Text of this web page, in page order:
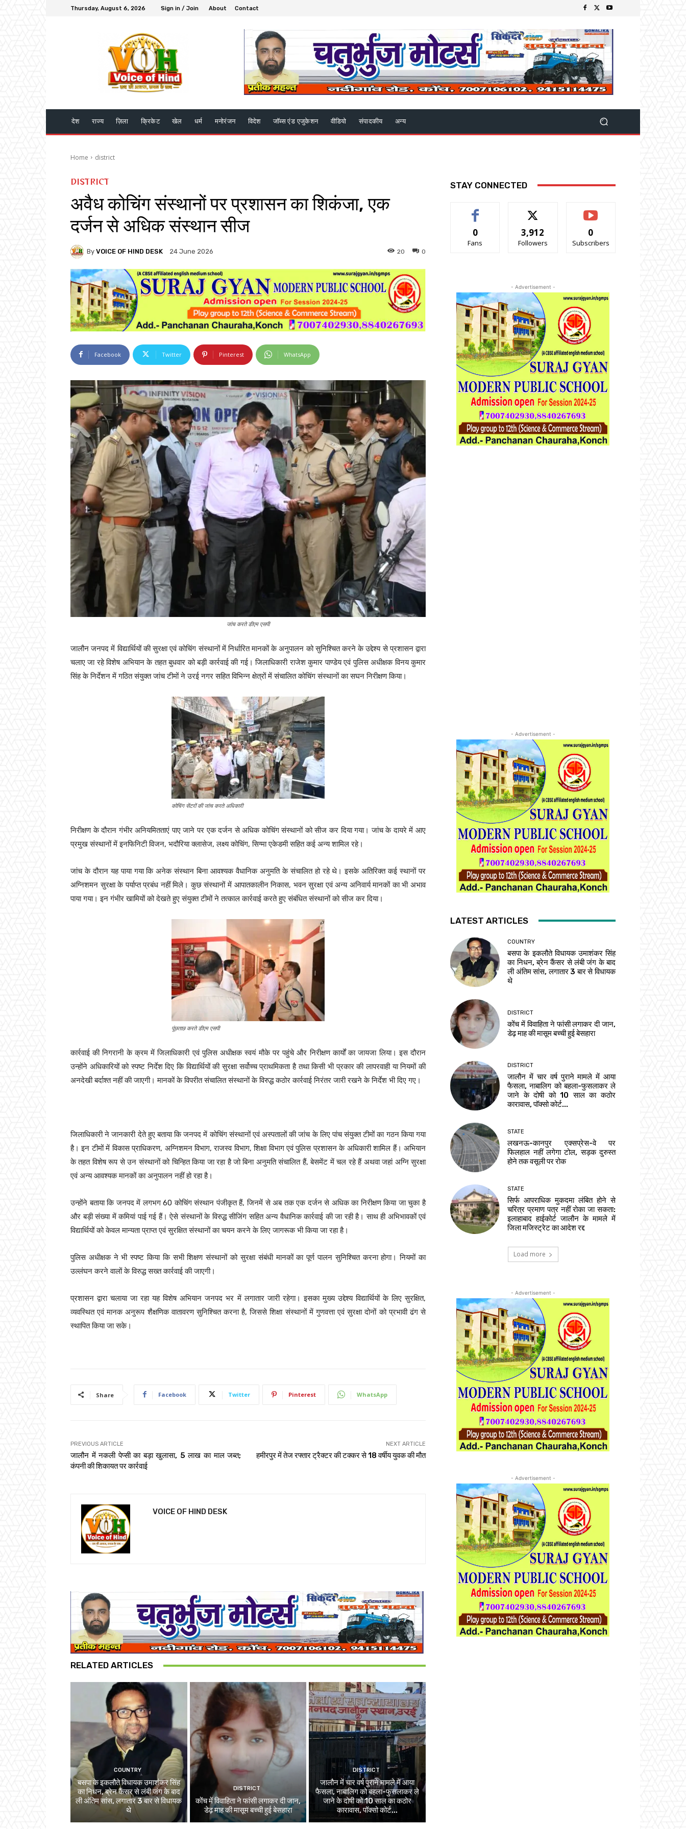
Thursday, August 6, 2026 Sign in / Join About Contact
देश राज्य ज़िला क्रिकेट खेल धर्म मनोरंजन विदेश जॉब्स एंड एजुकेशन वीडियो संपादकीय अन्य
Home district
DISTRICT
अवैध कोचिंग संस्थानों पर प्रशासन का शिकंजा, एक
दर्जन से अधिक संस्थान सीज
By VOICE OF HIND DESK 24 June 2026 0
20
Facebook Twitter Pinterest WhatsApp
जांच करते डीएम एसपी
जालौन जनपद में विद्यार्थियों की सुरक्षा एवं कोचिंग संस्थानों में निर्धारित मानकों के अनुपालन को सुनिश्चित करने के उद्देश्य से प्रशासन द्वारा
चलाए जा रहे विशेष अभियान के तहत बुधवार को बड़ी कार्रवाई की गई। जिलाधिकारी राजेश कुमार पाण्डेय एवं पुलिस अधीक्षक विनय कुमार
सिंह के निर्देशन में गठित संयुक्त जांच टीमों ने उरई नगर सहित विभिन्न क्षेत्रों में संचालित कोचिंग संस्थानों का सघन निरीक्षण किया।
कोचिंग सेंटरों की जांच करते अधिकारी
निरीक्षण के दौरान गंभीर अनियमितताएं पाए जाने पर एक दर्जन से अधिक कोचिंग संस्थानों को सीज कर दिया गया। जांच के दायरे में आए
प्रमुख संस्थानों में इनफिनिटी विजन, भदौरिया क्लासेज, लक्ष्य कोचिंग, सिग्मा एकेडमी सहित कई अन्य शामिल रहे।
जांच के दौरान यह पाया गया कि अनेक संस्थान बिना आवश्यक वैधानिक अनुमति के संचालित हो रहे थे। इसके अतिरिक्त कई स्थानों पर
अग्निशमन सुरक्षा के पर्याप्त प्रबंध नहीं मिले। कुछ संस्थानों में आपातकालीन निकास, भवन सुरक्षा एवं अन्य अनिवार्य मानकों का भी अभाव
पाया गया। इन गंभीर खामियों को देखते हुए संयुक्त टीमों ने तत्काल कार्रवाई करते हुए संबंधित संस्थानों को सीज कर दिया।
पूंछताछ करते डीएम एसपी
कार्रवाई की निगरानी के क्रम में जिलाधिकारी एवं पुलिस अधीक्षक स्वयं मौके पर पहुंचे और निरीक्षण कार्यों का जायजा लिया। इस दौरान
उन्होंने अधिकारियों को स्पष्ट निर्देश दिए कि विद्यार्थियों की सुरक्षा सर्वोच्च प्राथमिकता है तथा किसी भी प्रकार की लापरवाही या नियमों की
अनदेखी बर्दाश्त नहीं की जाएगी। मानकों के विपरीत संचालित संस्थानों के विरुद्ध कठोर कार्रवाई निरंतर जारी रखने के निर्देश भी दिए गए।
जिलाधिकारी ने जानकारी देते हुए बताया कि जनपद में कोचिंग संस्थानों एवं अस्पतालों की जांच के लिए पांच संयुक्त टीमों का गठन किया गया
है। इन टीमों में विकास प्राधिकरण, अग्निशमन विभाग, राजस्व विभाग, शिक्षा विभाग एवं पुलिस प्रशासन के अधिकारी शामिल हैं। अभियान
के तहत विशेष रूप से उन संस्थानों को चिन्हित किया जा रहा है जो बिना अनुमति संचालित हैं, बेसमेंट में चल रहे हैं अथवा जहां अग्नि सुरक्षा
एवं अन्य आवश्यक मानकों का अनुपालन नहीं हो रहा है।
उन्होंने बताया कि जनपद में लगभग 60 कोचिंग संस्थान पंजीकृत हैं, जिनमें से अब तक एक दर्जन से अधिक का निरीक्षण किया जा चुका है
और बड़ी संख्या में कमियां पाई गई हैं। ऐसे संस्थानों के विरुद्ध सीजिंग सहित अन्य वैधानिक कार्रवाई की जा रही है। साथ ही अभिभावकों एवं
विद्यार्थियों को केवल मान्यता प्राप्त एवं सुरक्षित संस्थानों का चयन करने के लिए जागरूक भी किया जा रहा है।
पुलिस अधीक्षक ने भी स्पष्ट किया कि सभी शिक्षण संस्थानों को सुरक्षा संबंधी मानकों का पूर्ण पालन सुनिश्चित करना होगा। नियमों का
उल्लंघन करने वालों के विरुद्ध सख्त कार्रवाई की जाएगी।
प्रशासन द्वारा चलाया जा रहा यह विशेष अभियान जनपद भर में लगातार जारी रहेगा। इसका मुख्य उद्देश्य विद्यार्थियों के लिए सुरक्षित,
व्यवस्थित एवं मानक अनुरूप शैक्षणिक वातावरण सुनिश्चित करना है, जिससे शिक्षा संस्थानों में गुणवत्ता एवं सुरक्षा दोनों को प्रभावी ढंग से
स्थापित किया जा सके।
Share Facebook Twitter Pinterest WhatsApp
PREVIOUS ARTICLE
जालौन में नकली पेप्सी का बड़ा खुलासा, 5 लाख का माल जब्त;
कंपनी की शिकायत पर कार्रवाई
NEXT ARTICLE
हमीरपुर में तेज रफ्तार ट्रैक्टर की टक्कर से 18 वर्षीय युवक की मौत
VOICE OF HIND DESK
RELATED ARTICLES
COUNTRY
बसपा के इकलौते विधायक उमाशंकर सिंह
का निधन, ब्रेन कैंसर से लंबी जंग के बाद
ली अंतिम सांस, लगातार 3 बार से विधायक
थे
DISTRICT
कोंच में विवाहिता ने फांसी लगाकर दी जान,
डेढ़ माह की मासूम बच्ची हुई बेसहारा
DISTRICT
जालौन में चार वर्ष पुराने मामले में आया
फैसला, नाबालिग को बहला-फुसलाकर ले
जाने के दोषी को 10 साल का कठोर
कारावास, पॉक्सो कोर्ट...
STAY CONNECTED
0
Fans
3,912
Followers
0
Subscribers
- Advertisement -
- Advertisement -
LATEST ARTICLES
COUNTRY
बसपा के इकलौते विधायक उमाशंकर सिंह
का निधन, ब्रेन कैंसर से लंबी जंग के बाद
ली अंतिम सांस, लगातार 3 बार से विधायक
थे
DISTRICT
कोंच में विवाहिता ने फांसी लगाकर दी जान,
डेढ़ माह की मासूम बच्ची हुई बेसहारा
DISTRICT
जालौन में चार वर्ष पुराने मामले में आया
फैसला, नाबालिग को बहला-फुसलाकर ले
जाने के दोषी को 10 साल का कठोर
कारावास, पॉक्सो कोर्ट...
STATE
लखनऊ-कानपुर एक्सप्रेस-वे पर
फिलहाल नहीं लगेगा टोल, सड़क दुरुस्त
होने तक वसूली पर रोक
STATE
सिर्फ आपराधिक मुकदमा लंबित होने से
चरित्र प्रमाण पत्र नहीं रोका जा सकता:
इलाहाबाद हाईकोर्ट जालौन के मामले में
जिला मजिस्ट्रेट का आदेश रद्द
Load more
- Advertisement -
- Advertisement -